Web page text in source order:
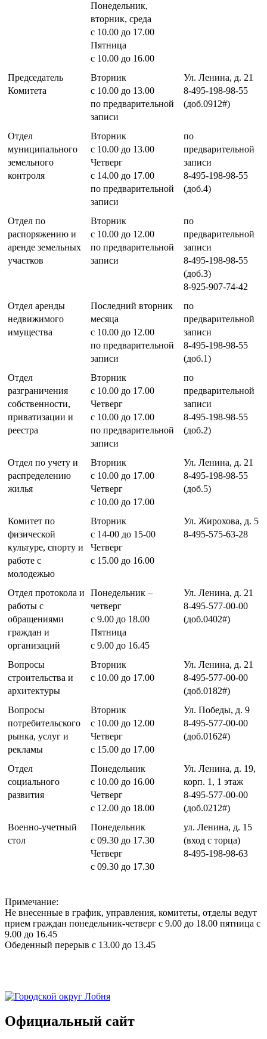
Понедельник,
вторник, среда
с 10.00 до 17.00
Пятница
с 10.00 до 16.00
Председатель
Комитета
Вторник
с 10.00 до 13.00
по предварительной
записи
Ул. Ленина, д. 21
8-495-198-98-55
(доб.0912#)
Отдел
муниципального
земельного
контроля
Вторник
с 10.00 до 13.00
Четверг
с 14.00 до 17.00
по предварительной
записи
по
предварительной
записи
8-495-198-98-55
(доб.4)
Отдел по
распоряжению и
аренде земельных
участков
Вторник
с 10.00 до 12.00
по предварительной
записи
по
предварительной
записи
8-495-198-98-55
(доб.3)
8-925-907-74-42
Отдел аренды
недвижимого
имущества
Последний вторник
месяца
с 10.00 до 12.00
по предварительной
записи
по
предварительной
записи
8-495-198-98-55
(доб.1)
Отдел
разграничения
собственности,
приватизации и
реестра
Вторник
с 10.00 до 17.00
Четверг
с 10.00 до 17.00
по предварительной
записи
по
предварительной
записи
8-495-198-98-55
(доб.2)
Отдел по учету и
распределению
жилья
Вторник
с 10.00 до 17.00
Четверг
с 10.00 до 17.00
Ул. Ленина, д. 21
8-495-198-98-55
(доб.5)
Комитет по
физической
культуре, спорту и
работе с
молодежью
Вторник
с 14-00 до 15-00
Четверг
с 15.00 до 16.00
Ул. Жирохова, д. 5
8-495-575-63-28
Отдел протокола и
работы с
обращениями
граждан и
организаций
Понедельник –
четверг
с 9.00 до 18.00
Пятница
с 9.00 до 16.45
Ул. Ленина, д. 21
8-495-577-00-00
(доб.0402#)
Вопросы
строительства и
архитектуры
Вторник
с 10.00 до 17.00
Ул. Ленина, д. 21
8-495-577-00-00
(доб.0182#)
Вопросы
потребительского
рынка, услуг и
рекламы
Вторник
с 10.00 до 12.00
Четверг
с 15.00 до 17.00
Ул. Победы, д. 9
8-495-577-00-00
(доб.0162#)
Отдел
социального
развития
Понедельник
с 10.00 до 16.00
Четверг
с 12.00 до 18.00
Ул. Ленина, д. 19,
корп. 1, 1 этаж
8-495-577-00-00
(доб.0212#)
Военно-учетный
стол
Понедельник
с 09.30 до 17.30
Четверг
с 09.30 до 17.30
ул. Ленина, д. 15
(вход с торца)
8-495-198-98-63
Примечание:
Не внесенные в график, управления, комитеты, отделы ведут
прием граждан понедельник-четверг с 9.00 до 18.00 пятница с
9.00 до 16.45
Обеденный перерыв с 13.00 до 13.45
Официальный сайт